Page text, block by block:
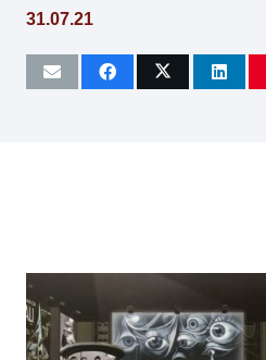
31.07.21